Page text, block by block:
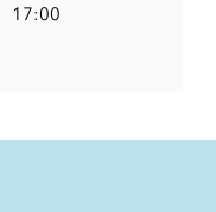
17:00